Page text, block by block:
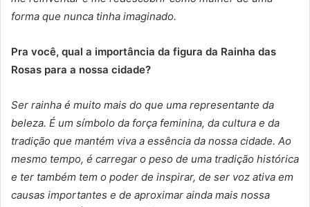
forma que nunca tinha imaginado.
Pra você, qual a importância da figura da Rainha das
Rosas para a nossa cidade?
Ser rainha é muito mais do que uma representante da
beleza. É um símbolo da força feminina, da cultura e da
tradição que mantém viva a essência da nossa cidade. Ao
mesmo tempo, é carregar o peso de uma tradição histórica
e ter também tem o poder de inspirar, de ser voz ativa em
causas importantes e de aproximar ainda mais nossa